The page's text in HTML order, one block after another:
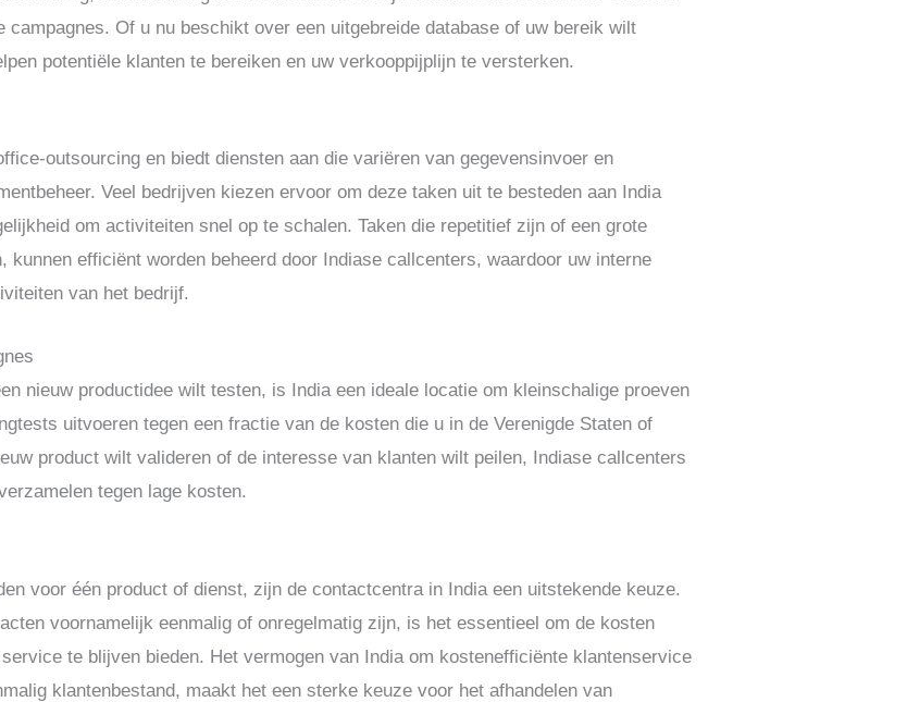
campagnes. Of u nu beschikt over een uitgebreide database of uw bereik wilt
potentiële klanten te bereiken en uw verkooppijplijn te versterken.
outsourcing en biedt diensten aan die variëren van gegevensinvoer en
Veel bedrijven kiezen ervoor om deze taken uit te besteden aan India
om activiteiten snel op te schalen. Taken die repetitief zijn of een grote
kunnen efficiënt worden beheerd door Indiase callcenters, waardoor uw interne
van het bedrijf.
nieuw productidee wilt testen, is India een ideale locatie om kleinschalige proeven
uitvoeren tegen een fractie van de kosten die u in de Verenigde Staten of
product wilt valideren of de interesse van klanten wilt peilen, Indiase callcenters
tegen lage kosten.
voor één product of dienst, zijn de contactcentra in India een uitstekende keuze.
voornamelijk eenmalig of onregelmatig zijn, is het essentieel om de kosten
te blijven bieden. Het vermogen van India om kostenefficiënte klantenservice
klantenbestand, maakt het een sterke keuze voor het afhandelen van